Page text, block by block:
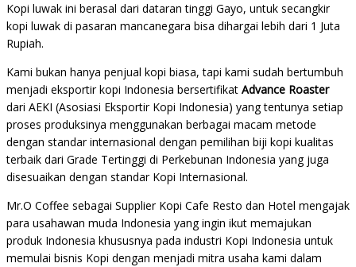
Kopi luwak ini berasal dari dataran tinggi Gayo, untuk secangkir
kopi luwak di pasaran mancanegara bisa dihargai lebih dari 1 Juta
Rupiah.
Kami bukan hanya penjual kopi biasa, tapi kami sudah bertumbuh
menjadi eksportir kopi Indonesia bersertifikat Advance Roaster
dari AEKI (Asosiasi Eksportir Kopi Indonesia) yang tentunya setiap
proses produksinya menggunakan berbagai macam metode
dengan standar internasional dengan pemilihan biji kopi kualitas
terbaik dari Grade Tertinggi di Perkebunan Indonesia yang juga
disesuaikan dengan standar Kopi Internasional.
Mr.O Coffee sebagai Supplier Kopi Cafe Resto dan Hotel mengajak
para usahawan muda Indonesia yang ingin ikut memajukan
produk Indonesia khususnya pada industri Kopi Indonesia untuk
memulai bisnis Kopi dengan menjadi mitra usaha kami dalam